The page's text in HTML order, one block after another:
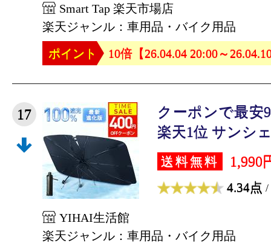
Smart Tap 楽天市場店
楽天ジャンル：車用品・バイク用品
ポイント
10倍【26.04.04 20:00～
17
クーポンで最安
楽天1位 サンシ
送料無料 1,990
4.34点 /
YIHAI生活館
楽天ジャンル：車用品・バイク用品